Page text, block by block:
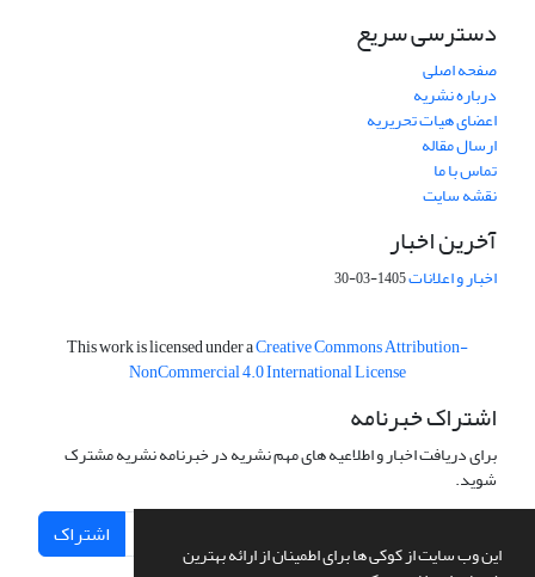
این وب سایت از کوکی ها برای اطمینان از ارائه بهترین
دسترسی سریع
صفحه اصلی
درباره نشریه
اعضای هیات تحریریه
ارسال مقاله
تماس با ما
نقشه سایت
آخرین اخبار
اخبار و اعلانات1405-03-30
This work is licensed under aCreative Commons Attribution-
NonCommercial 4.0 International License
اشتراک خبرنامه
برای دریافت اخبار و اطلاعیه های مهم نشریه در خبرنامه نشریه مشترک
شوید.
اشتراک